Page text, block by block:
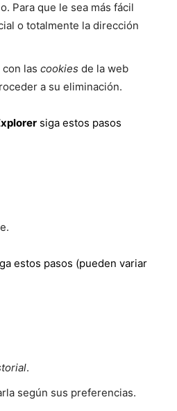
Para que le sea más fácil
o totalmente la dirección
las cookies de la web
a su eliminación.
siga estos pasos
estos pasos (pueden variar
.
según sus preferencias.